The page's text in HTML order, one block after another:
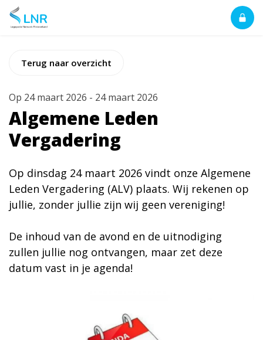
Terug naar overzicht
Op 24 maart 2026 - 24 maart 2026
Algemene Leden
Vergadering
Op dinsdag 24 maart 2026 vindt onze Algemene
Leden Vergadering (ALV) plaats. Wij rekenen op
jullie, zonder jullie zijn wij geen vereniging!
De inhoud van de avond en de uitnodiging
zullen jullie nog ontvangen, maar zet deze
datum vast in je agenda!